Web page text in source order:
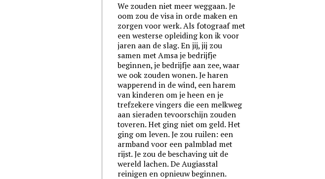
We zouden niet meer weggaan. Je
oom zou de visa in orde maken en
zorgen voor werk. Als fotograaf met
een westerse opleiding kon ik voor
jaren aan de slag. En jij, jij zou
samen met Amsa je bedrijfje
beginnen, je bedrijfje aan zee, waar
we ook zouden wonen. Je haren
wapperend in de wind, een harem
van kinderen om je heen en je
trefzekere vingers die een melkweg
aan sieraden tevoorschijn zouden
toveren. Het ging niet om geld. Het
ging om leven. Je zou ruilen: een
armband voor een palmblad met
rijst. Je zou de beschaving uit de
wereld lachen. De Augiasstal
reinigen en opnieuw beginnen.